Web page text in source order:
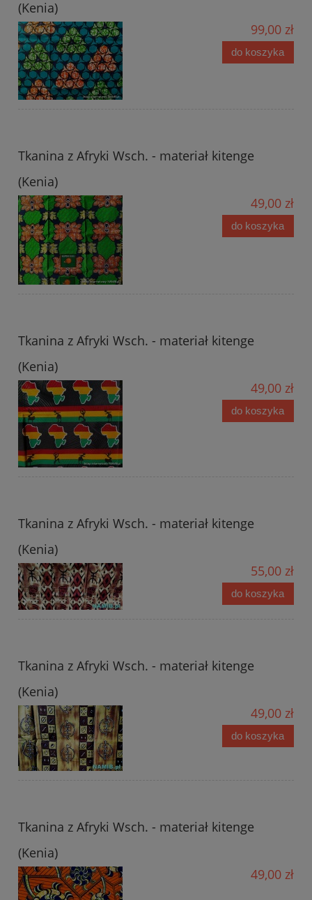
(Kenia)
99,00 zł
do koszyka
Tkanina z Afryki Wsch. - materiał kitenge
(Kenia)
49,00 zł
do koszyka
Tkanina z Afryki Wsch. - materiał kitenge
(Kenia)
49,00 zł
do koszyka
Tkanina z Afryki Wsch. - materiał kitenge
(Kenia)
55,00 zł
do koszyka
Tkanina z Afryki Wsch. - materiał kitenge
(Kenia)
49,00 zł
do koszyka
Tkanina z Afryki Wsch. - materiał kitenge
(Kenia)
49,00 zł